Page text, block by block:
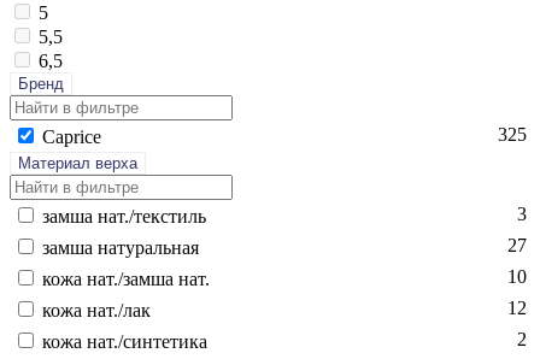
5
5,5
6,5
Бренд
Cap­ri­ce 325
Материал верха
зам­ша нат./текс­тиль
3
зам­ша на­тураль­ная
27
ко­жа нат./зам­ша нат.
10
ко­жа нат./лак
12
ко­жа нат./син­те­тика
2